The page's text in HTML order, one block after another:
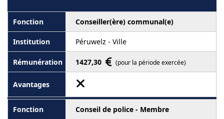
Conseiller(ère) communal(e)
Péruwelz - Ville
1427,30 (pour la période exercée)
Conseil de police - Membre